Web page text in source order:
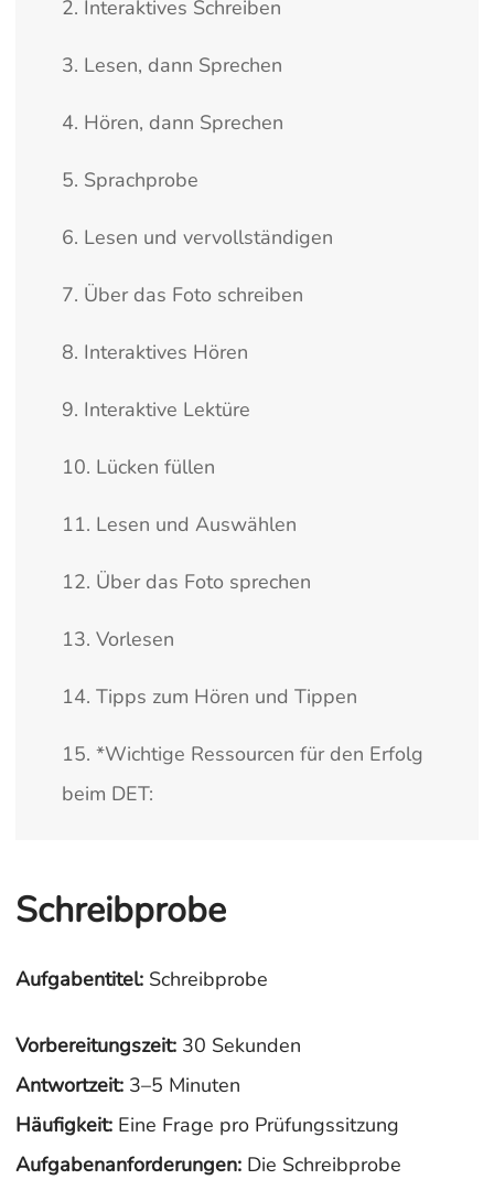
2. Interaktives Schreiben
3. Lesen, dann Sprechen
4. Hören, dann Sprechen
5. Sprachprobe
6. Lesen und vervollständigen
7. Über das Foto schreiben
8. Interaktives Hören
9. Interaktive Lektüre
10. Lücken füllen
11. Lesen und Auswählen
12. Über das Foto sprechen
13. Vorlesen
14. Tipps zum Hören und Tippen
15. *Wichtige Ressourcen für den Erfolg
beim DET:
Schreibprobe
Aufgabentitel: Schreibprobe
Vorbereitungszeit: 30 Sekunden
Antwortzeit: 3–5 Minuten
Häufigkeit: Eine Frage pro Prüfungssitzung
Aufgabenanforderungen: Die Schreibprobe